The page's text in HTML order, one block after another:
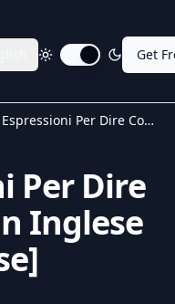
Toggle dark mode
Get
10 Espressioni Per Dire Conoscenza in Inglese [Inglese]
Per Dire
Inglese